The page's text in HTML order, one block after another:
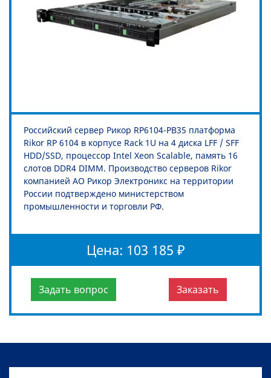
Российский сервер Рикор RP6104-PB35 платформа
Rikor RP 6104 в корпусе Rack 1U на 4 диска LFF / SFF
HDD/SSD, процессор Intel Xeon Scalable, память 16
слотов DDR4 DIMM. Производство серверов Rikor
компанией АО Рикор Электроникс на территории
России подтверждено министерством
промышленности и торговли РФ.
Цена: 103 185 ₽
Задать вопрос Заказать